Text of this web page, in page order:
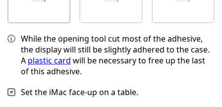
While the opening tool cut most of the adhesive,
the display will still be slightly adhered to the case.
A plastic card will be necessary to free up the last
of this adhesive.
Set the iMac face-up on a table.